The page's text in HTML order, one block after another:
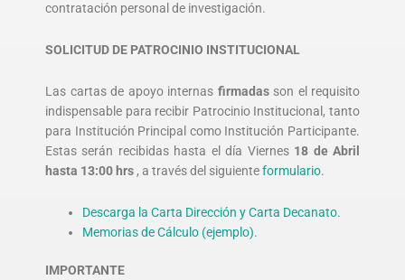
contratación personal de investigación.
SOLICITUD DE PATROCINIO INSTITUCIONAL
Las cartas de apoyo internas firmadasson el requisito
indispensable para recibir Patrocinio Institucional, tanto
para Institución Principal como Institución Participante.
Estas serán recibidas hasta el día Viernes18 de Abril
hasta 13:00 hrs , a través del siguienteformulario.
Descarga la Carta Dirección y Carta Decanato.
Memorias de Cálculo (ejemplo).
IMPORTANTE